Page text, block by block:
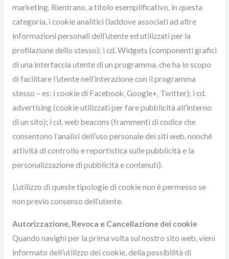
marketing. Rientrano, a titolo esemplificativo, in questa
categoria, i cookie analitici (laddove associati ad altre
informazioni personali dell’utente ed utilizzati per la
profilazione dello stesso); i cd. Widgets (componenti grafici
di una interfaccia utente di un programma, che ha lo scopo
di facilitare l’utente nell’interazione con il programma
stesso – es: i cookie di Facebook, Google+, Twitter); i cd.
advertising (cookie utilizzati per fare pubblicità all’interno
di un sito); i cd. web beacons (frammenti di codice che
consentono l’analisi dell’uso personale dei siti web, nonché
attività di controllo e reportistica sulle pubblicità e la
personalizzazione di pubblicità e contenuti).
L’utilizzo di queste tipologie di cookie non è permesso se
non previo consenso dell’utente.
Autorizzazione, Revoca e Cancellazione dei cookie
Quando navighi per la prima volta sul nostro sito web, vieni
informato dell’utilizzo dei cookie, della possibilità di